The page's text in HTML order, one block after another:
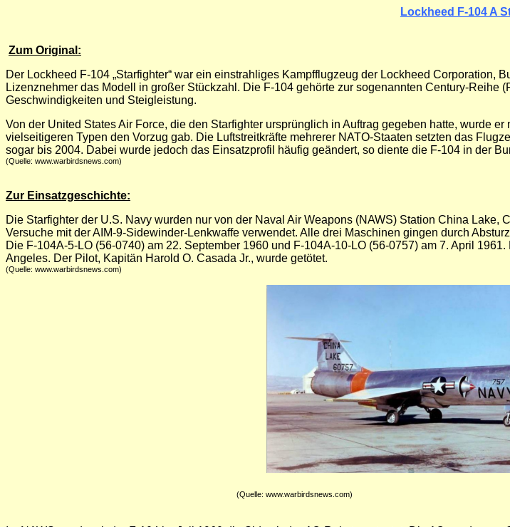
Lockheed F-104 A
Zum Original:
Der Lockheed F-104 „Starfighter“ war ein einstrahliges Kampfflugzeug der Lockheed
Lizenznehmer das Modell in großer Stückzahl. Die F-104 gehörte zur sogenannten Century-Reihe
Geschwindigkeiten und Steigleistung.
Von der United States Air Force, die den Starfighter ursprünglich in Auftrag gegeben hatte, wurde
vielseitigeren Typen den Vorzug gab. Die Luftstreitkräfte mehrerer NATO-Staaten setzten das
sogar bis 2004. Dabei wurde jedoch das Einsatzprofil häufig geändert, so diente die F-104 in der
(Quelle: www.warbirdsnews.com)
Zur Einsatzgeschichte:
Die Starfighter der U.S. Navy wurden nur von der Naval Air Weapons (NAWS) Station China
Versuche mit der AIM-9-Sidewinder-Lenkwaffe verwendet. Alle drei Maschinen gingen durch
Die F-104A-5-LO (56-0740) am 22. September 1960 und F-104A-10-LO (56-0757) am 7. April
Angeles. Der Pilot, Kapitän Harold O. Casada Jr., wurde getötet.
(Quelle: www.warbirdsnews.com)
(Quelle: www.warbirdsnews.com)